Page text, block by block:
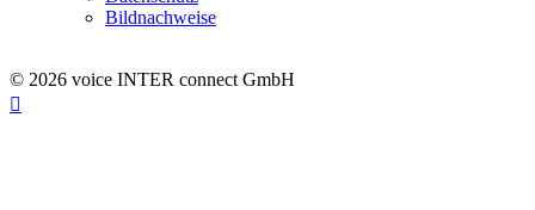
Bildnachweise
© 2026 voice INTER connect GmbH
